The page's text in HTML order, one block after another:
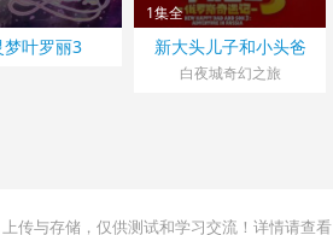
梦叶罗丽3
1集全
新大头儿子和小头爸
爸3：俄罗斯奇遇记
白夜城奇幻之旅
传与存储，仅供测试和学习交流！详情请查看